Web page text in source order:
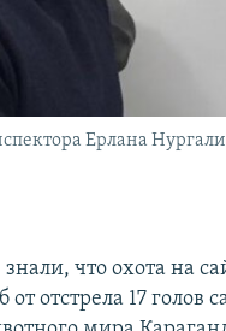
Ерлана
что охота на
отстрела 17 голов